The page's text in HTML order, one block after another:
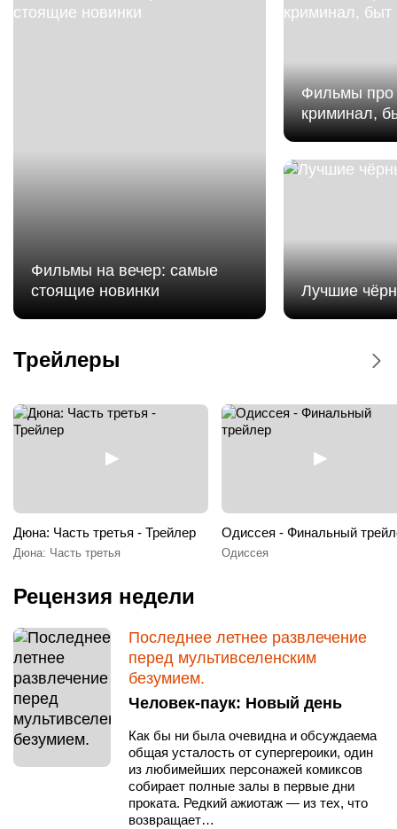
Фильмы на вечер: самые
стоящие новинки
Фильмы про
криминал,
Лучшие
Трейлеры
Мстители: Доктор Дум - Дублированный
Мстители: Доктор Дум
Дюна: Часть третья - Трейлер
Дюна: Часть третья
Одиссея - Финальный
Одиссея
Рецензия недели
Последнее летнее развлечение
перед мультивселенским
безумием.
Человек-паук: Новый день
Как бы ни была очевидна и обсуждаема
общая усталость от супергероики, один
из любимейших персонажей комиксов
собирает полные залы в первые дни
проката. Редкий ажиотаж — из тех, что
возвращает…